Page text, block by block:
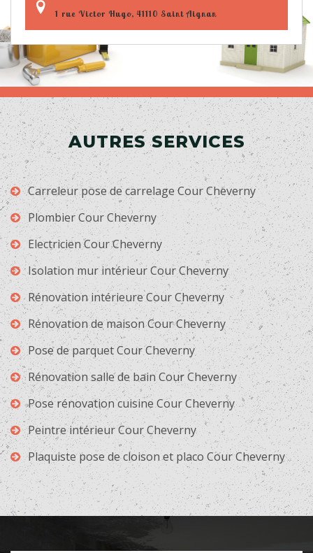
1 rue Victor Hugo, 41110 Saint Aignan
AUTRES SERVICES
Carreleur pose de carrelage Cour Cheverny
Plombier Cour Cheverny
Electricien Cour Cheverny
Isolation mur intérieur Cour Cheverny
Rénovation intérieure Cour Cheverny
Rénovation de maison Cour Cheverny
Pose de parquet Cour Cheverny
Rénovation salle de bain Cour Cheverny
Pose rénovation cuisine Cour Cheverny
Peintre intérieur Cour Cheverny
Plaquiste pose de cloison et placo Cour Cheverny